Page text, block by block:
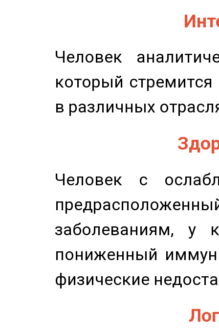
Человек
который
в различных
Человек с
заболеваниям, у
пониженный
физические